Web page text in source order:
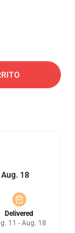
18
Delivered
11 - Aug. 18